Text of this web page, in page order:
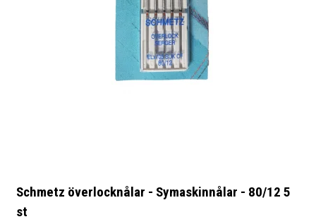
Schmetz överlocknålar - Symaskinnålar - 80/12 5
st